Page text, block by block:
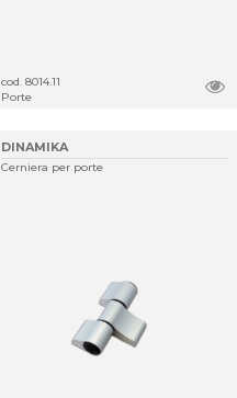
cod. 8014.11
Porte
DINAMIKA
Cerniera per porte